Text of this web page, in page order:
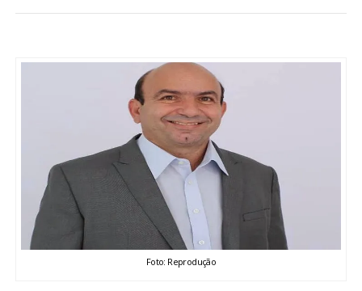
TV LPB
FOTOS
Foto: Reprodução